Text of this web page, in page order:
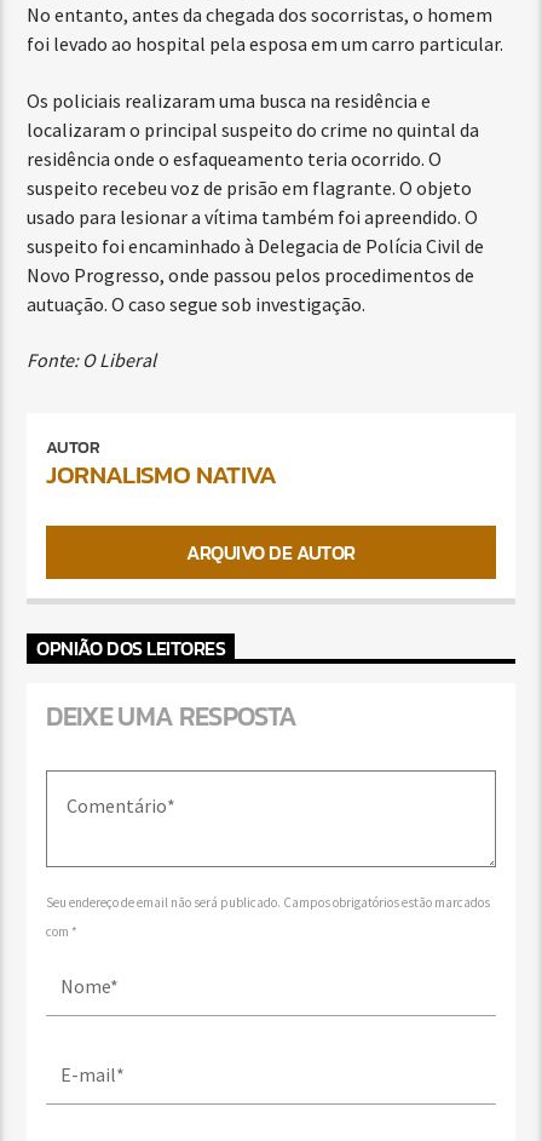
No entanto, antes da chegada dos socorristas, o homem
foi levado ao hospital pela esposa em um carro particular.
Os policiais realizaram uma busca na residência e
localizaram o principal suspeito do crime no quintal da
residência onde o esfaqueamento teria ocorrido. O
suspeito recebeu voz de prisão em flagrante. O objeto
usado para lesionar a vítima também foi apreendido. O
suspeito foi encaminhado à Delegacia de Polícia Civil de
Novo Progresso, onde passou pelos procedimentos de
autuação. O caso segue sob investigação.
Fonte: O Liberal
AUTOR
JORNALISMO NATIVA
ARQUIVO DE AUTOR
OPNIÃO DOS LEITORES
DEIXE UMA RESPOSTA
Seu endereço de email não será publicado. Campos obrigatórios estão marcados
com *